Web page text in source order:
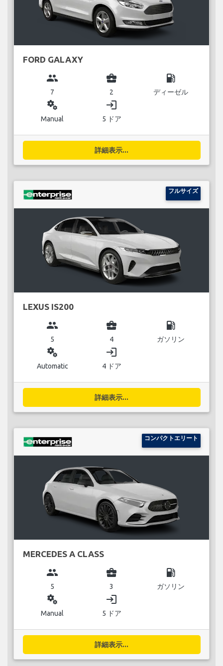
FORD GALAXY
group
7
business_center
2
local_gas_station
ディーゼル
miscellaneous_services
Manual
login
5 ドア
詳細表示...
フルサイズ
LEXUS IS200
group
5
business_center
4
local_gas_station
ガソリン
miscellaneous_services
Automatic
login
4 ドア
詳細表示...
コンパクトエリート
MERCEDES A CLASS
group
5
business_center
3
local_gas_station
ガソリン
miscellaneous_services
Manual
login
5 ドア
詳細表示...